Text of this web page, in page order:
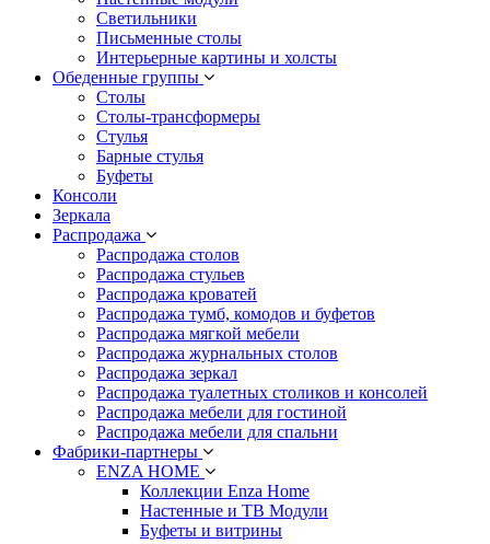
Светильники
Письменные столы
Интерьерные картины и холсты
Обеденные группы
Столы
Столы-трансформеры
Стулья
Барные стулья
Буфеты
Консоли
Зеркала
Распродажа
Распродажа столов
Распродажа стульев
Распродажа кроватей
Распродажа тумб, комодов и буфетов
Распродажа мягкой мебели
Распродажа журнальных столов
Распродажа зеркал
Распродажа туалетных столиков и консолей
Распродажа мебели для гостиной
Распродажа мебели для спальни
Фабрики-партнеры
ENZA HOME
Коллекции Enza Home
Настенные и ТВ Модули
Буфеты и витрины